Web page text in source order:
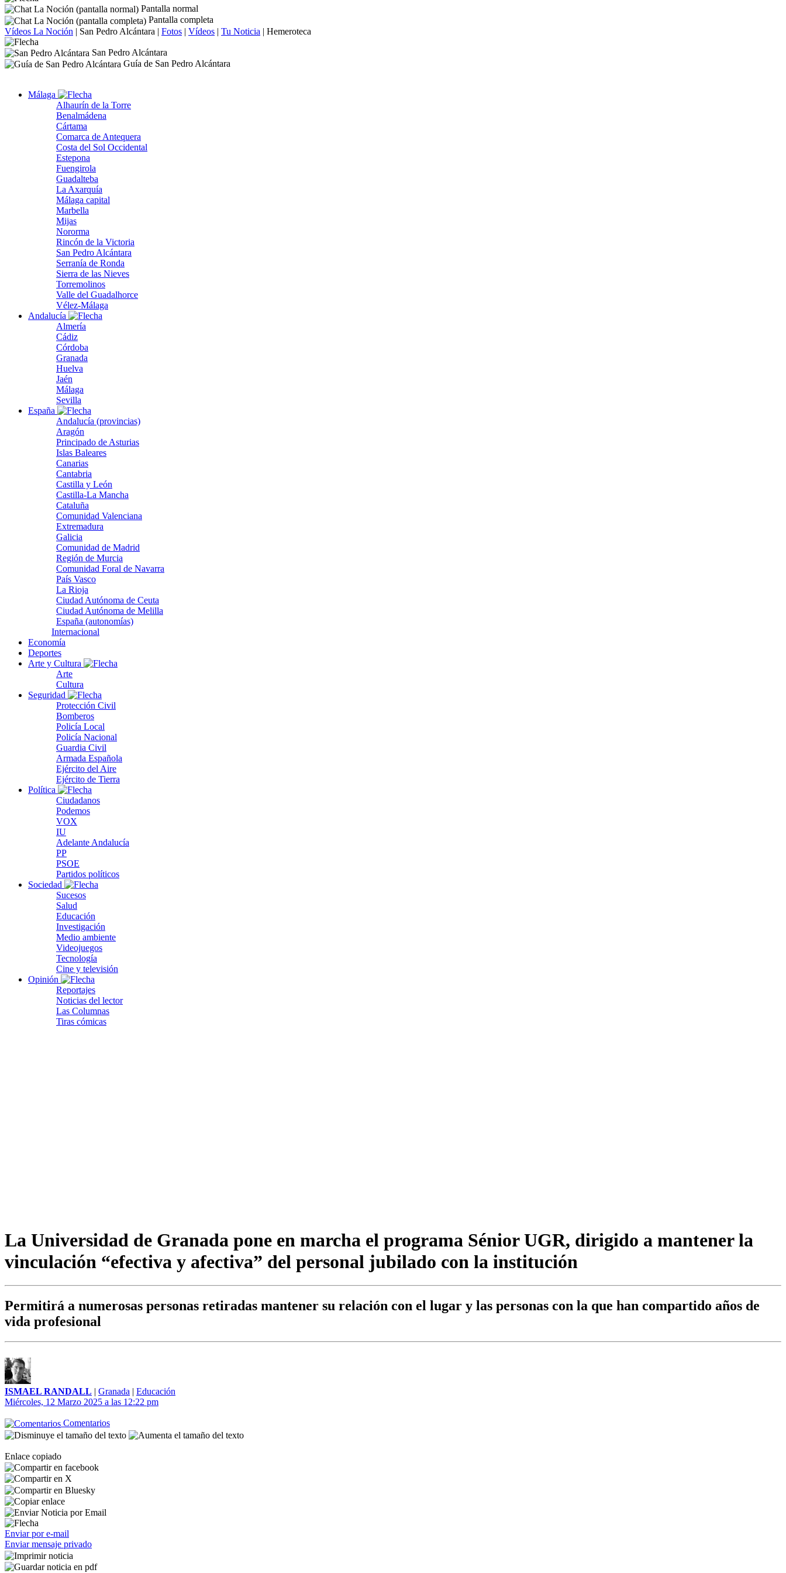
Pantalla normal
Pantalla completa
Vídeos La Noción | San Pedro Alcántara | Fotos | Vídeos | Tu Noticia | Hemeroteca
San Pedro Alcántara
Guía de San Pedro Alcántara
Málaga
Alhaurín de la Torre
Benalmádena
Cártama
Comarca de Antequera
Costa del Sol Occidental
Estepona
Fuengirola
Guadalteba
La Axarquía
Málaga capital
Marbella
Mijas
Nororma
Rincón de la Victoria
San Pedro Alcántara
Serranía de Ronda
Sierra de las Nieves
Torremolinos
Valle del Guadalhorce
Vélez-Málaga
Andalucía
Almería
Cádiz
Córdoba
Granada
Huelva
Jaén
Málaga
Sevilla
España
Andalucía (provincias)
Aragón
Principado de Asturias
Islas Baleares
Canarias
Cantabria
Castilla y León
Castilla-La Mancha
Cataluña
Comunidad Valenciana
Extremadura
Galicia
Comunidad de Madrid
Región de Murcia
Comunidad Foral de Navarra
País Vasco
La Rioja
Ciudad Autónoma de Ceuta
Ciudad Autónoma de Melilla
España (autonomías)
Internacional
Economía
Deportes
Arte y Cultura
Arte
Cultura
Seguridad
Protección Civil
Bomberos
Policía Local
Policía Nacional
Guardia Civil
Armada Española
Ejército del Aire
Ejército de Tierra
Política
Ciudadanos
Podemos
VOX
IU
Adelante Andalucía
PP
PSOE
Partidos políticos
Sociedad
Sucesos
Salud
Educación
Investigación
Medio ambiente
Videojuegos
Tecnología
Cine y televisión
Opinión
Reportajes
Noticias del lector
Las Columnas
Tiras cómicas
La Universidad de Granada pone en marcha el programa Sénior UGR, dirigido a mantener la
vinculación “efectiva y afectiva” del personal jubilado con la institución
Permitirá a numerosas personas retiradas mantener su relación con el lugar y las personas con la que han compartido años de
vida profesional
ISMAEL RANDALL | Granada | Educación
Miércoles, 12 Marzo 2025 a las 12:22 pm
Comentarios
Enlace copiado
Enviar por e-mail
Enviar mensaje privado